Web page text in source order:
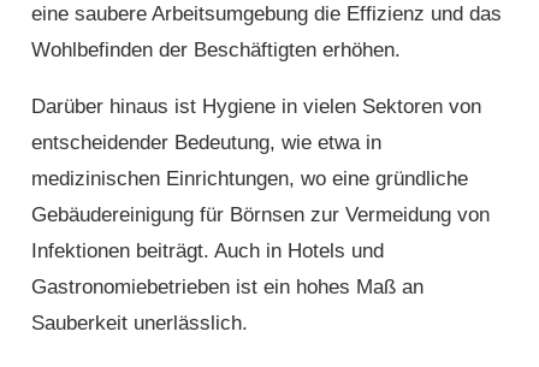
eine saubere Arbeitsumgebung die Effizienz und das
Wohlbefinden der Beschäftigten erhöhen.
Darüber hinaus ist Hygiene in vielen Sektoren von
entscheidender Bedeutung, wie etwa in
medizinischen Einrichtungen, wo eine gründliche
Gebäudereinigung für Börnsen zur Vermeidung von
Infektionen beiträgt. Auch in Hotels und
Gastronomiebetrieben ist ein hohes Maß an
Sauberkeit unerlässlich.